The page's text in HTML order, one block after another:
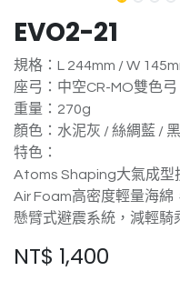
EVO2-21
規格：L 244mm / W
座弓：中空CR-MO雙色弓
重量：270g
顏色：水泥灰 / 絲綢藍 /
特色：
Atoms Shaping大氣成型
Air Foam高密度輕量海綿
懸臂式避震系統，減輕騎
NT$ 1,400